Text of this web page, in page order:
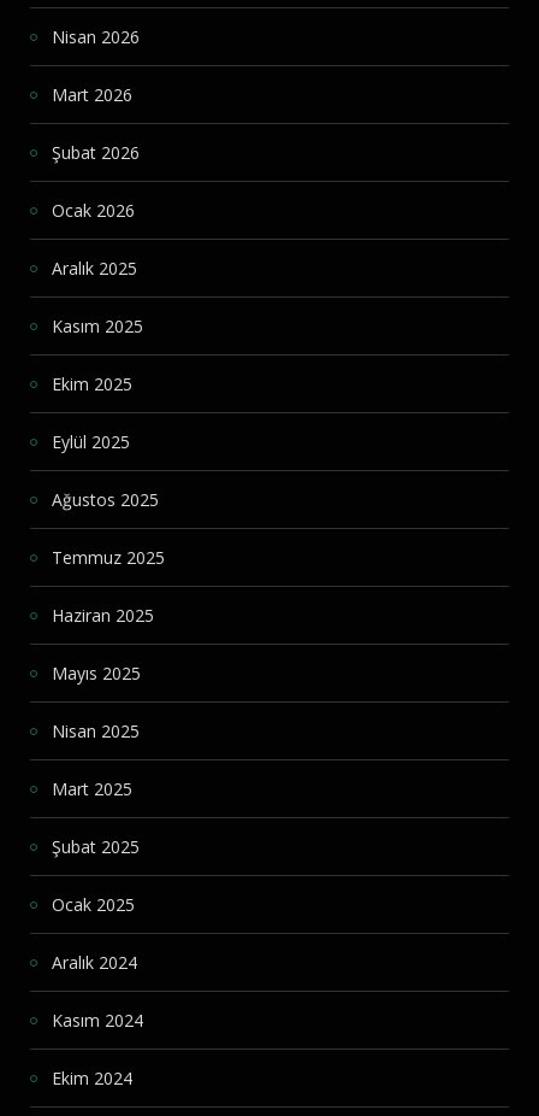
Nisan 2026
Mart 2026
Şubat 2026
Ocak 2026
Aralık 2025
Kasım 2025
Ekim 2025
Eylül 2025
Ağustos 2025
Temmuz 2025
Haziran 2025
Mayıs 2025
Nisan 2025
Mart 2025
Şubat 2025
Ocak 2025
Aralık 2024
Kasım 2024
Ekim 2024